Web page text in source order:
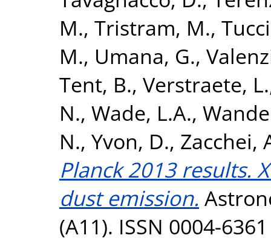
M., Tristram, M.,
M., Umana, G.,
Tent, B., Verstraete, L.
N., Wade, L.A.,
N., Yvon, D., Zacchei,
Planck 2013 results.
dust emission.
(A11). ISSN 0004-6361